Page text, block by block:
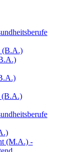
(B.A.)
(B.A.)
(M.A.) -